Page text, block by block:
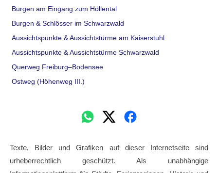
Burgen am Eingang zum Höllental
Burgen & Schlösser im Schwarzwald
Aussichtspunkte & Aussichtstürme am Kaiserstuhl
Aussichtspunkte & Aussichtstürme Schwarzwald
Querweg Freiburg–Bodensee
Ostweg (Höhenweg III.)
Texte, Bilder und Grafiken auf dieser Internetseite sind
urheberrechtlich geschützt. Als unabhängige